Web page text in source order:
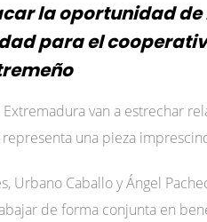
la oportunidad
para el
van a estrechar
una pieza
Caballo y Ángel
de forma conjunta en